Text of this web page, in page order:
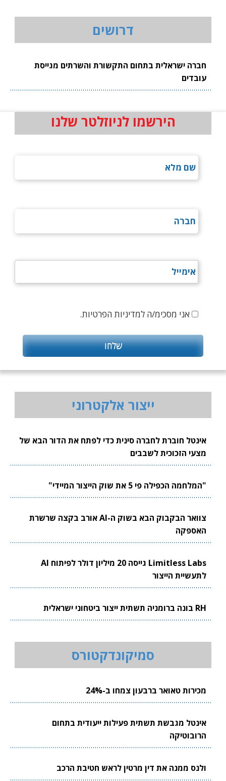
דרושים
חברה ישראלית בתחום התקשורת והשרתים מגייסת
עובדים
הירשמו לניוזלטר שלנו
אני מסכימ/ה למדיניות הפרטיות.
ייצור אלקטרוני
אינטל חוברת לחברה סינית כדי לפתח את הדור הבא של
מצעי הזכוכית לשבבים
"המלחמה הכפילה פי 5 את שוק הייצור המיידי"
צוואר הבקבוק הבא בשוק ה-AI אורב בקצה שרשרת
האספקה
Limitless Labs גייסה 20 מיליון דולר לפיתוח AI
לתעשיית הייצור
RH בונה ברומניה תשתית ייצור ביטחוני ישראלית
סמיקונדקטורס
מכירות טאואר ברבעון צמחו ב-24%
אינטל מגבשת תשתית פעילות ייעודית בתחום
הרובוטיקה
ולנס ממנה את דין מרטין לראש חטיבת הרכב